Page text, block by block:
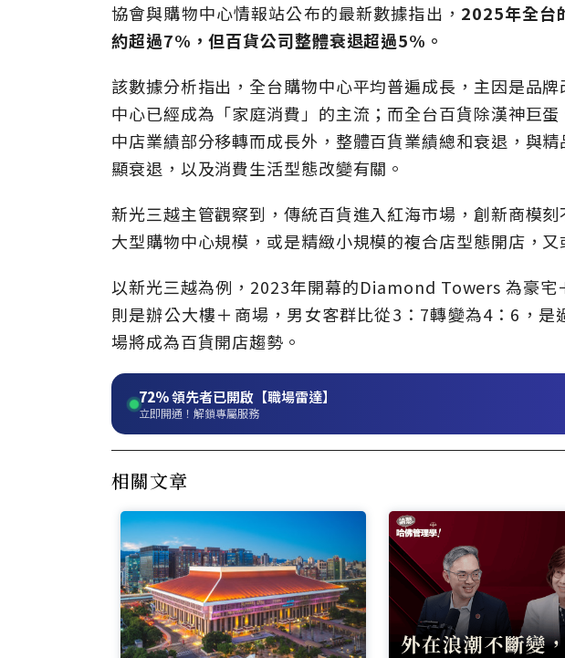
協會與購物中心情報站公布的最新數據指出， 2025年全台
約超過7%，但百貨公司整體衰退超過5%。
該數據分析指出，全台購物中心平均普遍成長，主因是品
中心已經成為「家庭消費」的主流；而全台百貨除漢神巨
中店業績部分移轉而成長外，整體百貨業績總和衰退，與
顯衰退，以及消費生活型態改變有關。
新光三越主管觀察到，傳統百貨進入紅海市場，創新商模
大型購物中心規模，或是精緻小規模的複合店型態開店，又
以新光三越為例，2023年開幕的Diamond Towers 為豪宅
則是辦公大樓＋商場，男女客群比從3：7轉變為4：6，是
場將成為百貨開店趨勢。
72%領先者已開啟【職場雷達】
立即開通！解鎖專屬服務
相關文章